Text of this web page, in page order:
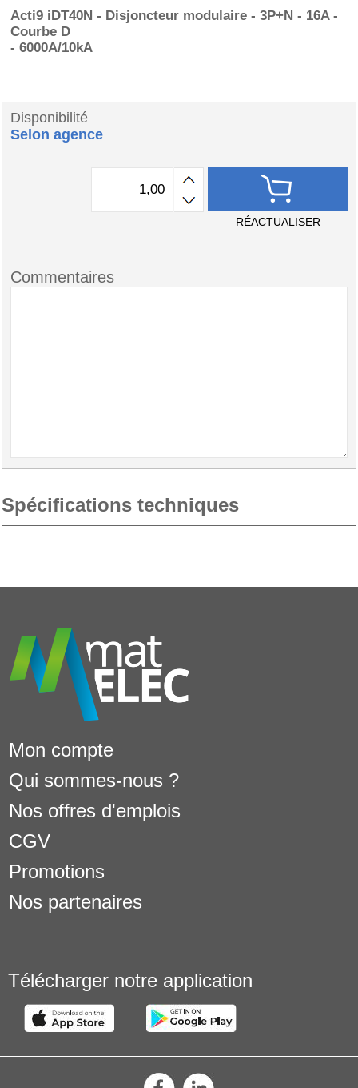
Acti9 iDT40N - Disjoncteur modulaire - 3P+N - 16A -
Courbe D
- 6000A/10kA
Disponibilité
Selon agence
RÉACTUALISER
Commentaires
Spécifications techniques
Mon compte
Qui sommes-nous ?
Nos offres d'emplois
CGV
Promotions
Nos partenaires
Télécharger notre application